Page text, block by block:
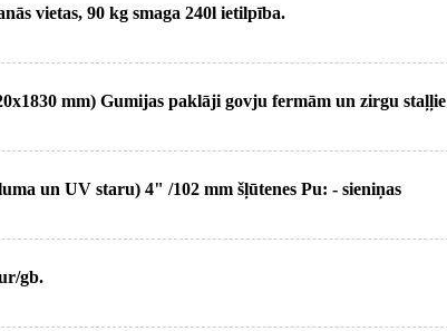
vietas, 90 kg smaga 240l ietilpība.
mm) Gumijas paklāji govju fermām un zirgu staļļie
un UV staru) 4" /102 mm šļūtenes Pu: - sieniņas
gb.